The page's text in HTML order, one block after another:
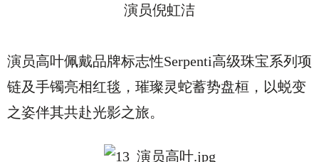
演员倪虹洁
演员高叶佩戴品牌标志性Serpenti高级珠宝系列项
链及手镯亮相红毯，璀璨灵蛇蓄势盘桓，以蜕变
之姿伴其共赴光影之旅。